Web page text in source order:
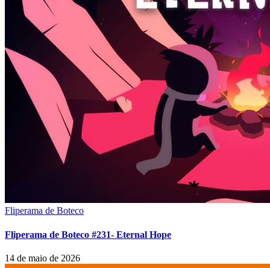
Fliperama de Boteco
Fliperama de Boteco #231- Eternal Hope
14 de maio de 2026